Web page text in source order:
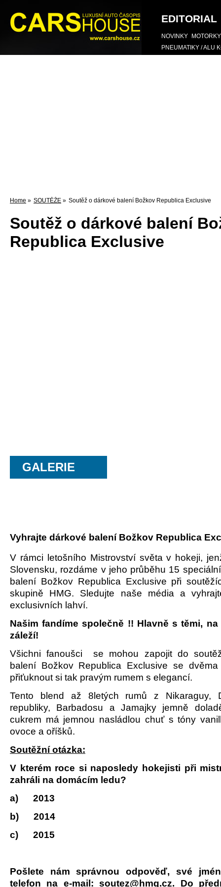
EDITORIAL
NOVINKY
MOTORKY
PNEUMATIKY / ALU
Home » SOUTĚŽE » Soutěž o dárkové balení Božkov Republica Exclusive
Soutěž o dárkové balení
Republica Exclusive
GALERIE
Vyhrajte dárkové balení Božkov Republica
V rámci letošního Mistrovství světa v hokeji,
Slovensku, rozdáme v jeho průběhu 15
balení Božkov Republica Exclusive při
skupině HMG. Sledujte naše média a
exclusivních lahví.
Našim fandíme společně !! Hlavně s těmi,
záleží!
Všichni fanoušci se mohou zapojit do
balení Božkov Republica Exclusive se
přiťuknout si tak pravým rumem s elegancí.
Tento blend až 8letých rumů z Nikaraguy,
republiky, Barbadosu a Jamajky jemně
cukrem má jemnou nasládlou chuť s tóny
ovoce a oříšků.
Soutěžní otázka:
V kterém roce si naposledy hokejisti při
zahráli na domácím ledu?
a) 2013
b) 2014
c) 2015
Pošlete nám správnou odpověď, své
telefon na e-mail: soutez@hmg.cz. Do